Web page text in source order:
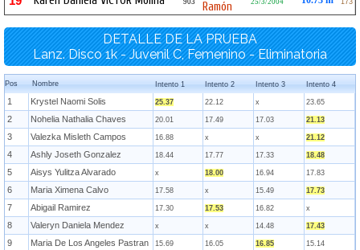
903
Ramón
25/3/2004 173
DETALLE DE LA PRUEBA
Lanz. Disco 1k - Juvenil C, Femenino - Eliminatoria
Pos Nombre Intento 1 Intento 2 Intento 3 Intento 4
1 Krystel Naomi Solis 25.37 22.12 x 23.65
2 Nohelia Nathalia Chaves 20.01 17.49 17.03 21.13
3 Valezka Misleth Campos 16.88 x x 21.12
4 Ashly Joseth Gonzalez 18.44 17.77 17.33 18.48
5 Aisys Yulitza Alvarado x 18.00 16.94 17.83
6 Maria Ximena Calvo 17.58 x 15.49 17.73
7 Abigail Ramirez 17.30 17.53 16.82 x
8 Valeryn Daniela Mendez x x 14.48 17.43
9 Maria De Los Angeles Pastran 15.69 16.05 16.85 15.14